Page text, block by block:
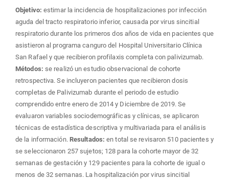
Objetivo: estimar la incidencia de hospitalizaciones por infección
aguda del tracto respiratorio inferior, causada por virus sincitial
respiratorio durante los primeros dos años de vida en pacientes que
asistieron al programa canguro del Hospital Universitario Clínica
San Rafael y que recibieron profilaxis completa con palivizumab.
Métodos: se realizó un estudio observacional de cohorte
retrospectiva. Se incluyeron pacientes que recibieron dosis
completas de Palivizumab durante el periodo de estudio
comprendido entre enero de 2014 y Diciembre de 2019. Se
evaluaron variables sociodemográficas y clínicas, se aplicaron
técnicas de estadística descriptiva y multivariada para el análisis
de la información. Resultados: en total se revisaron 510 pacientes y
se seleccionaron 257 sujetos; 128 para la cohorte mayor de 32
semanas de gestación y 129 pacientes para la cohorte de igual o
menos de 32 semanas. La hospitalización por virus sincitial